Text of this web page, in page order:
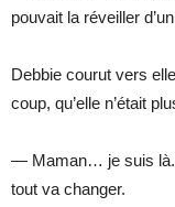
pouvait la réveiller
Debbie courut vers
coup, qu’elle n’était
— Maman… je suis là.
tout va changer.